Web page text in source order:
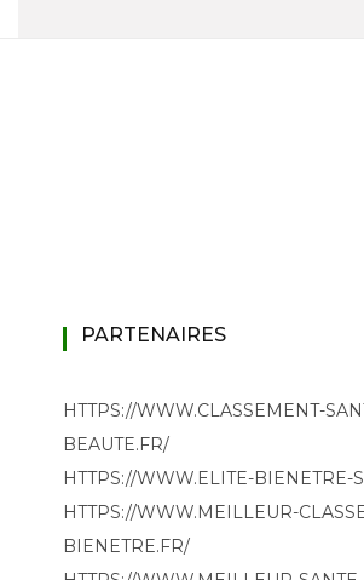
PARTENAIRES
HTTPS://WWW.CLASSEMENT-
BEAUTE.FR/
HTTPS://WWW.ELITE-BIENETRE-
HTTPS://WWW.MEILLEUR-
BIENETRE.FR/